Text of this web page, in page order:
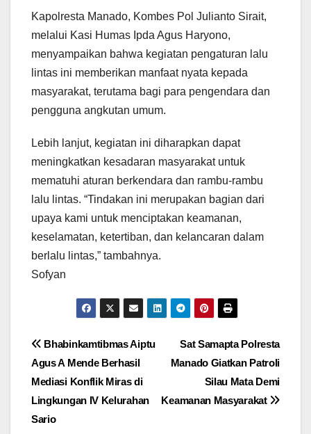
Kapolresta Manado, Kombes Pol Julianto Sirait,
melalui Kasi Humas Ipda Agus Haryono,
menyampaikan bahwa kegiatan pengaturan lalu
lintas ini memberikan manfaat nyata kepada
masyarakat, terutama bagi para pengendara dan
pengguna angkutan umum.
Lebih lanjut, kegiatan ini diharapkan dapat
meningkatkan kesadaran masyarakat untuk
mematuhi aturan berkendara dan rambu-rambu
lalu lintas. “Tindakan ini merupakan bagian dari
upaya kami untuk menciptakan keamanan,
keselamatan, ketertiban, dan kelancaran dalam
berlalu lintas,” tambahnya.
Sofyan
Navigasi
pos
Sat Samapta Polresta
Manado Giatkan Patroli
Silau Mata Demi
Keamanan Masyarakat
Bhabinkamtibmas Aiptu
Agus A Mende Berhasil
Mediasi Konflik Miras di
Lingkungan IV Kelurahan
Sario